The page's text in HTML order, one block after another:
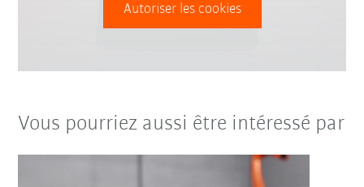
Autoriser les cookies
Vous pourriez aussi être intéressé par